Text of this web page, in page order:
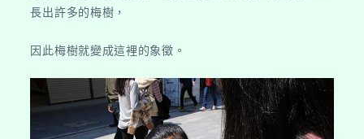
長出許多的梅樹，
因此梅樹就變成這裡的象徵。